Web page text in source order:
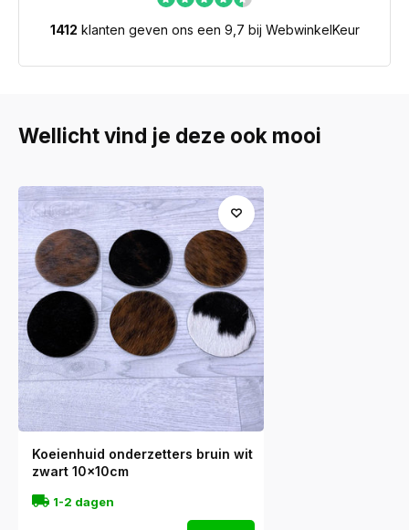
1412 klanten geven ons een 9,7 bij WebwinkelKeur
Wellicht vind je deze ook mooi
Koeienhuid onderzetters bruin wit
zwart 10x10cm
1-2 dagen